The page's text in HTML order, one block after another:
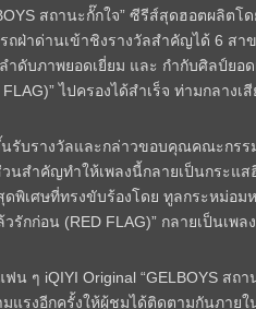
สถานะกั๊กใจ” ซีรีส์สุดฮอตผลิต
ฝ่าด่านเข้าชิงรางวัลสำคัญได้ 6 สาข
าดับภาพยอดเยี่ยม และ กํากับศิลป์ยอ
FLAG)” ไปครองได้สำเร็จ ท่ามกลา
รับรางวัลและกล่าวขอบคุณคณะกรร
สำคัญทำให้เพลงนี้กลายเป็นกระแส
ดพิเศษที่ทรงขับร้องโดย ทูลกระหม่
วรักก่อน (RED FLAG)” กลายเป็นเ
น ๆ iQIYI Original “GELBOYS ส
แรงอีกครั้งให้ผู้ชมได้ติดตามกันภาย